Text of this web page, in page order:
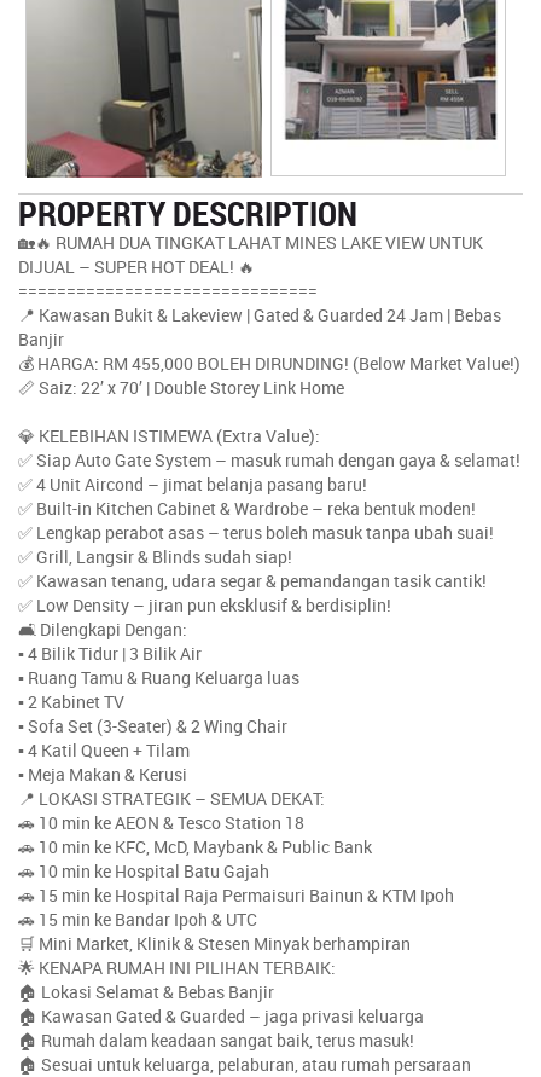
PROPERTY DESCRIPTION
🏡🔥 RUMAH DUA TINGKAT LAHAT MINES LAKE VIEW UNTUK
DIJUAL – SUPER HOT DEAL! 🔥
===============================
📍 Kawasan Bukit & Lakeview | Gated & Guarded 24 Jam | Bebas
Banjir
💰 HARGA: RM 455,000 BOLEH DIRUNDING! (Below Market Value!)
📏 Saiz: 22’ x 70’ | Double Storey Link Home
💎 KELEBIHAN ISTIMEWA (Extra Value):
✅ Siap Auto Gate System – masuk rumah dengan gaya & selamat!
✅ 4 Unit Aircond – jimat belanja pasang baru!
✅ Built-in Kitchen Cabinet & Wardrobe – reka bentuk moden!
✅ Lengkap perabot asas – terus boleh masuk tanpa ubah suai!
✅ Grill, Langsir & Blinds sudah siap!
✅ Kawasan tenang, udara segar & pemandangan tasik cantik!
✅ Low Density – jiran pun eksklusif & berdisiplin!
🛋️ Dilengkapi Dengan:
▪️ 4 Bilik Tidur | 3 Bilik Air
▪️ Ruang Tamu & Ruang Keluarga luas
▪️ 2 Kabinet TV
▪️ Sofa Set (3-Seater) & 2 Wing Chair
▪️ 4 Katil Queen + Tilam
▪️ Meja Makan & Kerusi
📍 LOKASI STRATEGIK – SEMUA DEKAT:
🚗 10 min ke AEON & Tesco Station 18
🚗 10 min ke KFC, McD, Maybank & Public Bank
🚗 10 min ke Hospital Batu Gajah
🚗 15 min ke Hospital Raja Permaisuri Bainun & KTM Ipoh
🚗 15 min ke Bandar Ipoh & UTC
🛒 Mini Market, Klinik & Stesen Minyak berhampiran
🌟 KENAPA RUMAH INI PILIHAN TERBAIK:
🏠 Lokasi Selamat & Bebas Banjir
🏠 Kawasan Gated & Guarded – jaga privasi keluarga
🏠 Rumah dalam keadaan sangat baik, terus masuk!
🏠 Sesuai untuk keluarga, pelaburan, atau rumah persaraan